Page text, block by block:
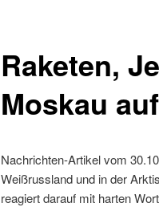
Raketen,
Moskau
Nachrichten-Artikel vom
Weißrussland und in der
reagiert darauf mit harten